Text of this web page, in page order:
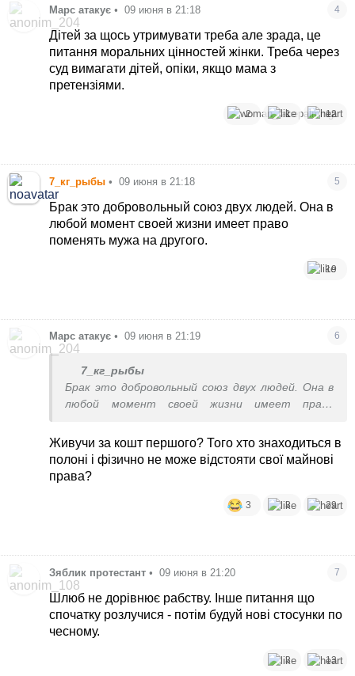
Марс атакує • 09 июня в 21:18 4
Дітей за щось утримувати треба але зрада, це
питання моральних цінностей жінки. Треба через
суд вимагати дітей, опіки, якщо мама з
претензіями.
2 1 12
7_кг_рыбы • 09 июня в 21:18 5
Брак это добровольный союз двух людей. Она в
любой момент своей жизни имеет право
поменять мужа на другого.
19
Марс атакує • 09 июня в 21:19 6
7_кг_рыбы
Брак это добровольный союз двух людей. Она в
любой момент своей жизни имеет право
Живучи за кошт першого? Того хто знаходиться в
полоні і фізично не може відстояти свої майнові
права?
3 3 29
Зяблик протестант • 09 июня в 21:20 7
Шлюб не дорівнює рабству. Інше питання що
спочатку розлучися - потім будуй нові стосунки по
чесному.
3 13